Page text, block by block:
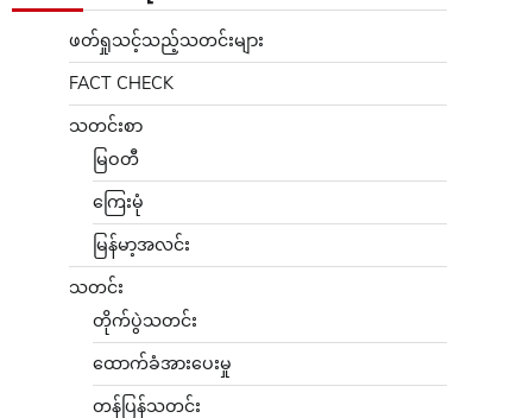
ဖတ်ရှုသင့်သည့်သတင်းများ
FACT CHECK
သတင်းစာ
မြဝတီ
ကြေးမုံ
မြန်မာ့အလင်း
သတင်း
တိုက်ပွဲသတင်း
ထောက်ခံအားပေးမှု
တန်ပြန်သတင်း